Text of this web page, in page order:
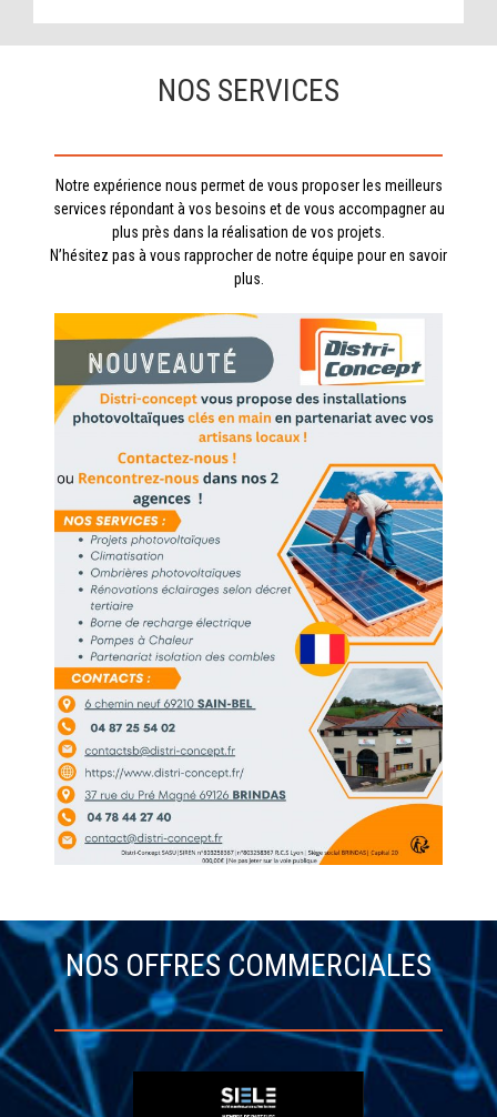
NOS SERVICES
Notre expérience nous permet de vous proposer les meilleurs
services répondant à vos besoins et de vous accompagner au
plus près dans la réalisation de vos projets.
N’hésitez pas à vous rapprocher de notre équipe pour en savoir
plus.
NOS OFFRES COMMERCIALES